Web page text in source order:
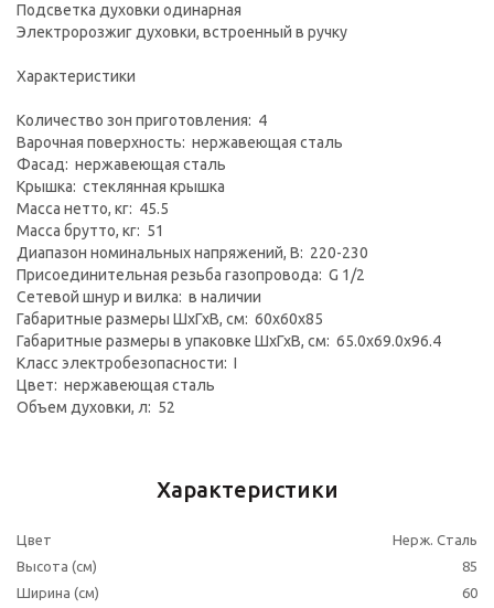
Подсветка духовки одинарная
Электророзжиг духовки, встроенный в ручку
Характеристики
Количество зон приготовления: 4
Варочная поверхность: нержавеющая сталь
Фасад: нержавеющая сталь
Крышка: стеклянная крышка
Масса нетто, кг: 45.5
Масса брутто, кг: 51
Диапазон номинальных напряжений, В: 220-230
Присоединительная резьба газопровода: G 1/2
Сетевой шнур и вилка: в наличии
Габаритные размеры ШхГхВ, см: 60x60x85
Габаритные размеры в упаковке ШхГхВ, см: 65.0x69.0x96.4
Класс электробезопасности: I
Цвет: нержавеющая сталь
Объем духовки, л: 52
Характеристики
Цвет
Нерж. Сталь
Высота (см)
85
Ширина (см)
60